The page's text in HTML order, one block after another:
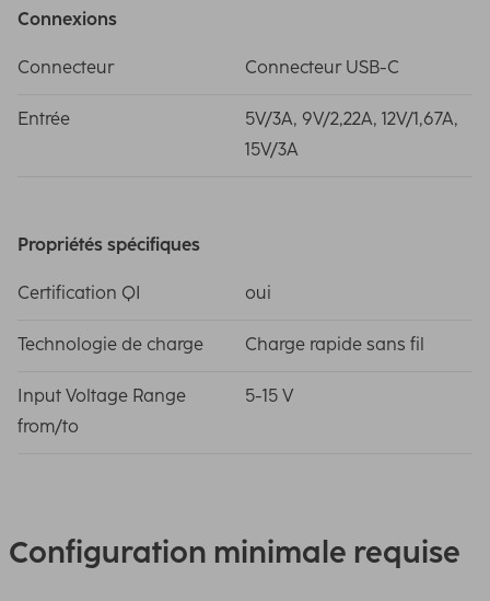
Connexions
Connecteur Connecteur USB-C
Entrée
5V/3A, 9V/2,22A, 12V/1,67A,
15V/3A
Propriétés spécifiques
Certification QI oui
Technologie de charge Charge rapide sans fil
Input Voltage Range
from/to
5-15 V
Configuration minimale requise